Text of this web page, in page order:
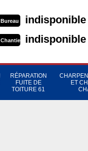
Bureau indisponible
Chantier indisponible
RÉPARATION
FUITE DE
TOITURE 61
ET